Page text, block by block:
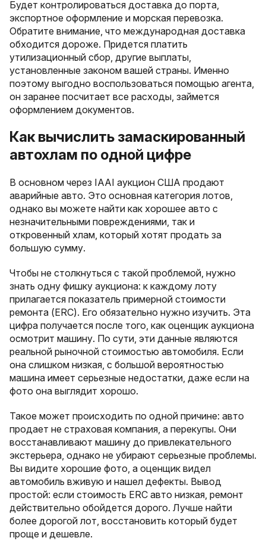
Будет контролироваться доставка до порта,
экспортное оформление и морская перевозка.
Обратите внимание, что международная доставка
обходится дороже. Придется платить
утилизационный сбор, другие выплаты,
установленные законом вашей страны. Именно
поэтому выгодно воспользоваться помощью агента,
он заранее посчитает все расходы, займется
оформлением документов.
Как вычислить замаскированный
автохлам по одной цифре
В основном через IAAI аукцион США продают
аварийные авто. Это основная категория лотов,
однако вы можете найти как хорошее авто с
незначительными повреждениями, так и
откровенный хлам, который хотят продать за
большую сумму.
Чтобы не столкнуться с такой проблемой, нужно
знать одну фишку аукциона: к каждому лоту
прилагается показатель примерной стоимости
ремонта (ERC). Его обязательно нужно изучить. Эта
цифра получается после того, как оценщик аукциона
осмотрит машину. По сути, эти данные являются
реальной рыночной стоимостью автомобиля. Если
она слишком низкая, с большой вероятностью
машина имеет серьезные недостатки, даже если на
фото она выглядит хорошо.
Такое может происходить по одной причине: авто
продает не страховая компания, а перекупы. Они
восстанавливают машину до привлекательного
экстерьера, однако не убирают серьезные проблемы.
Вы видите хорошие фото, а оценщик видел
автомобиль вживую и нашел дефекты. Вывод
простой: если стоимость ERC авто низкая, ремонт
действительно обойдется дорого. Лучше найти
более дорогой лот, восстановить который будет
проще и дешевле.